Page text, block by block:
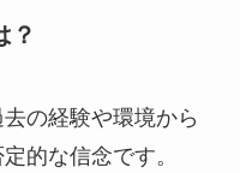
？
の経験や環境から
的な信念です。